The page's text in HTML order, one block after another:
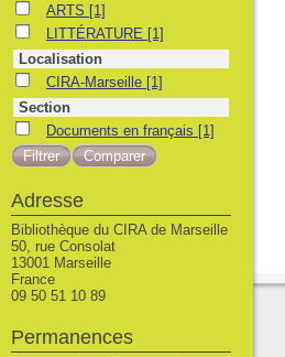
ARTSARTS [1]
LITTÉRATURE
LITTÉRATURE [1]
Localisation
CIRA-Marseille
CIRA-Marseille [1]
Section
Documents en français
Documents en français [1]
Adresse
Bibliothèque du CIRA de Marseille
50, rue Consolat
13001 Marseille
France
09 50 51 10 89
Permanences